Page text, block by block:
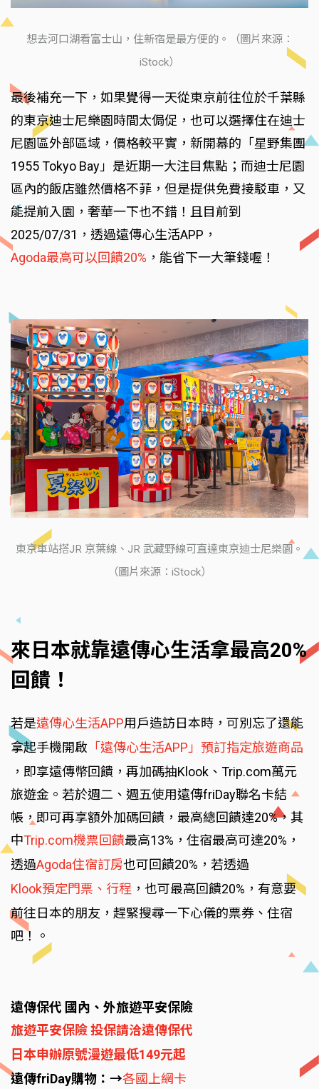
想去河口湖看富士山，住新宿是最方便的。（圖片來源：
iStock）
最後補充一下，如果覺得一天從東京前往位於千葉縣
的東京迪士尼樂園時間太侷促，也可以選擇住在迪士
尼園區外部區域，價格較平實，新開幕的「星野集團
1955 Tokyo Bay」是近期一大注目焦點；而迪士尼園
區內的飯店雖然價格不菲，但是提供免費接駁車，又
能提前入園，奢華一下也不錯！且目前到
2025/07/31，透過遠傳心生活APP，
Agoda最高可以回饋20% ，能省下一大筆錢喔！
東京車站搭JR 京葉線、JR 武藏野線可直達東京迪士尼樂園。
（圖片來源：iStock）
來日本就靠遠傳心生活拿最高20%
回饋！
若是遠傳心生活APP用戶造訪日本時，可別忘了還能
拿起手機開啟 「遠傳心生活APP」預訂指定旅遊商品
，即享遠傳幣回饋，再加碼抽Klook、Trip.com萬元
旅遊金。若於週二、週五使用遠傳friDay聯名卡結
帳，即可再享額外加碼回饋，最高總回饋達20%，其
中Trip.com機票回饋最高13%，住宿最高可達20%，
透過Agoda住宿訂房也可回饋20%，若透過
Klook預定門票、行程 ，也可最高回饋20%，有意要
前往日本的朋友，趕緊搜尋一下心儀的票券、住宿
吧！。
遠傳保代 國內、外旅遊平安保險
旅遊平安保險 投保請洽遠傳保代
日本申辦原號漫遊最低149元起
遠傳friDay購物：→各國上網卡